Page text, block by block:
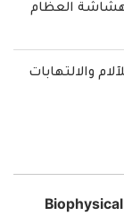
الحالة البيوفيزيائية Biophysical